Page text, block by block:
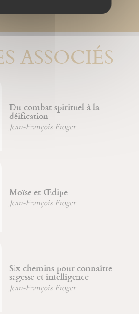
ASSOCIÉS
Du combat spirituel à la
déification
Jean-François Froger
Moïse et Œdipe
Jean-François Froger
Six chemins pour connaître
sagesse et intelligence
Jean-François Froger